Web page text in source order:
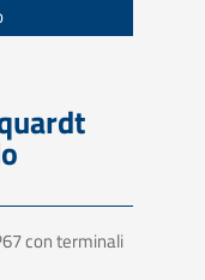
con terminali